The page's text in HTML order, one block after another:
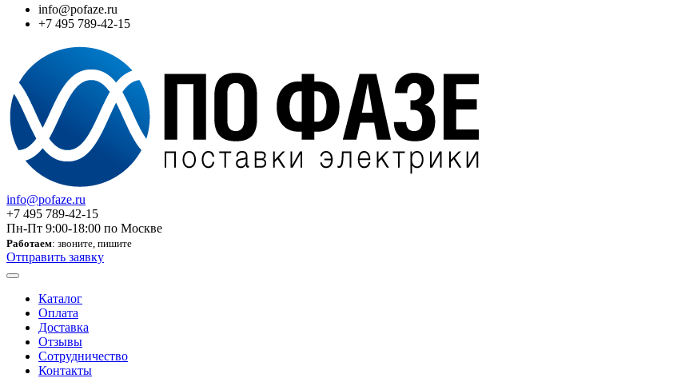
info@pofaze.ru
+7 495 789-42-15
info@pofaze.ru
+7 495 789-42-15
Пн-Пт 9:00-18:00 по Москве
Работаем: звоните, пишите
Отправить заявку
Каталог
Оплата
Доставка
Отзывы
Сотрудничество
Контакты